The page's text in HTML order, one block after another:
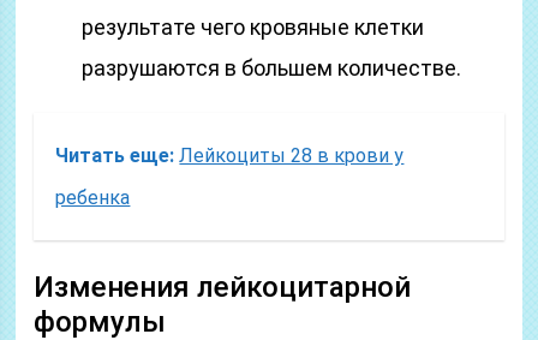
результате чего кровяные клетки
разрушаются в большем количестве.
Читать еще: Лейкоциты 28 в крови у
ребенка
Изменения лейкоцитарной
формулы